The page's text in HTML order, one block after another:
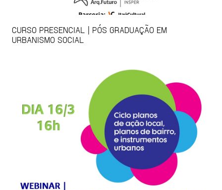
CURSO PRESENCIAL | PÓS GRADUAÇÃO EM
URBANISMO SOCIAL